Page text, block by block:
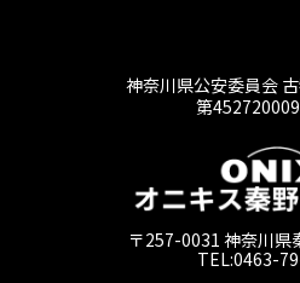
神奈川県公安委員会
第
〒257-0031 神奈川県
TEL:0463-